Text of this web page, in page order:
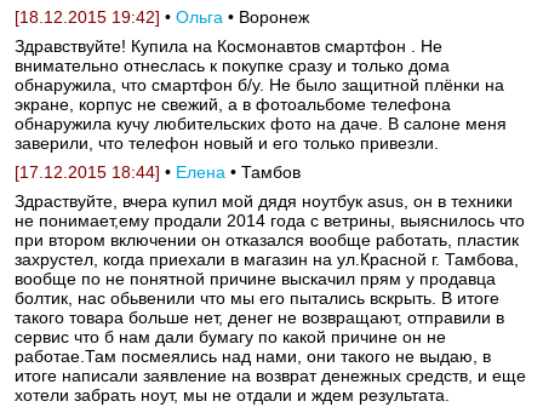
[18.12.2015 19:42] • Ольга • Воронеж
Здравствуйте! Купила на Космонавтов смартфон . Не
внимательно отнеслась к покупке сразу и только дома
обнаружила, что смартфон б/у. Не было защитной плёнки на
экране, корпус не свежий, а в фотоальбоме телефона
обнаружила кучу любительских фото на даче. В салоне меня
заверили, что телефон новый и его только привезли.
[17.12.2015 18:44] • Елена • Тамбов
Здраствуйте, вчера купил мой дядя ноутбук asus, он в техники
не понимает,ему продали 2014 года с ветрины, выяснилось что
при втором включении он отказался вообще работать, пластик
захрустел, когда приехали в магазин на ул.Красной г. Тамбова,
вообще по не понятной причине выскачил прям у продавца
болтик, нас обьвенили что мы его пытались вскрыть. В итоге
такого товара больше нет, денег не возвращают, отправили в
сервис что б нам дали бумагу по какой причине он не
работае.Там посмеялись над нами, они такого не выдаю, в
итоге написали заявление на возврат денежных средств, и еще
хотели забрать ноут, мы не отдали и ждем результата.